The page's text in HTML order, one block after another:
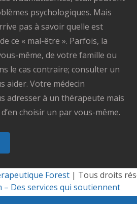
psychologiques. Mais
pas à savoir quelle est
ce « mal-être ». Parfois, la
même, de votre famille ou
le cas contraire; consulter un
aider. Votre médecin
adresser à un thérapeute mais
choisir un par vous-même.
Forest | Tous droits
– Des services qui soutiennent